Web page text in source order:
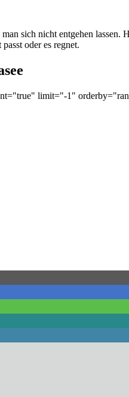
sich nicht entgehen
oder es regnet.
limit="-1"